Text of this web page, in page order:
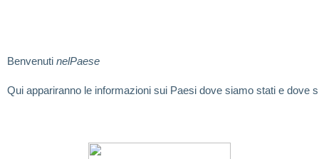
Benvenuti nelPaese
Qui appariranno le informazioni sui Paesi dove siamo stati e dove